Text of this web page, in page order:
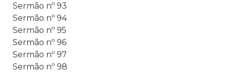
Sermão nº 93
Sermão nº 94
Sermão nº 95
Sermão nº 96
Sermão nº 97
Sermão nº 98